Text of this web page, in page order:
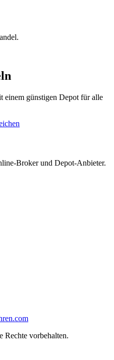
günstigen Depot für alle
Broker und Depot-Anbieter.
Rechte vorbehalten.